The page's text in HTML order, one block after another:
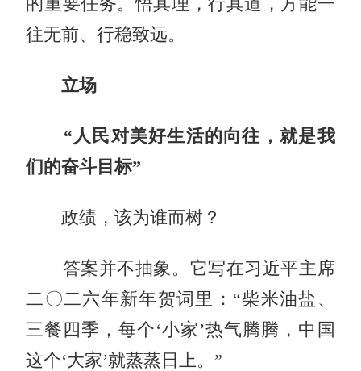
往无前、行稳致远。
立场
“人民对美好生活的向往，就是我
们的奋斗目标”
政绩，该为谁而树？
答案并不抽象。它写在习近平主席
二〇二六年新年贺词里：“柴米油盐、
三餐四季，每个‘小家’热气腾腾，中国
这个‘大家’就蒸蒸日上。”